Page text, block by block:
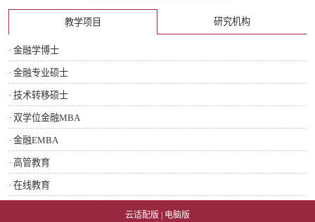
教学项目 研究机构
· 金融学博士
· 金融专业硕士
· 技术转移硕士
· 双学位金融MBA
· 金融EMBA
· 高管教育
· 在线教育
云适配版 | 电脑版